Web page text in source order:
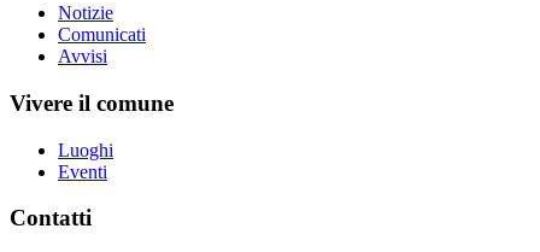
Notizie
Comunicati
Avvisi
Vivere il comune
Luoghi
Eventi
Contatti